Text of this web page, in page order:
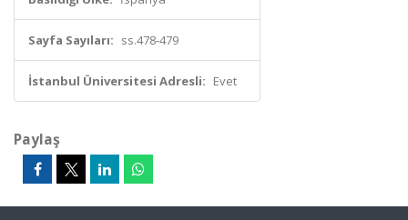
Sayfa Sayıları: ss.478-479
İstanbul Üniversitesi Adresli: Evet
Paylaş